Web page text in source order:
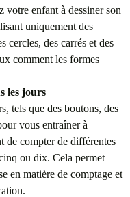
votre enfant à dessiner son
uniquement des
cercles, des carrés et des
comment les formes
les jours
tels que des boutons, des
vous entraîner à
de compter de différentes
ou dix. Cela permet
en matière de comptage et